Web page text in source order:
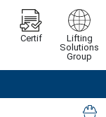
Certif
Lifting
Solutions
Group
winkelen